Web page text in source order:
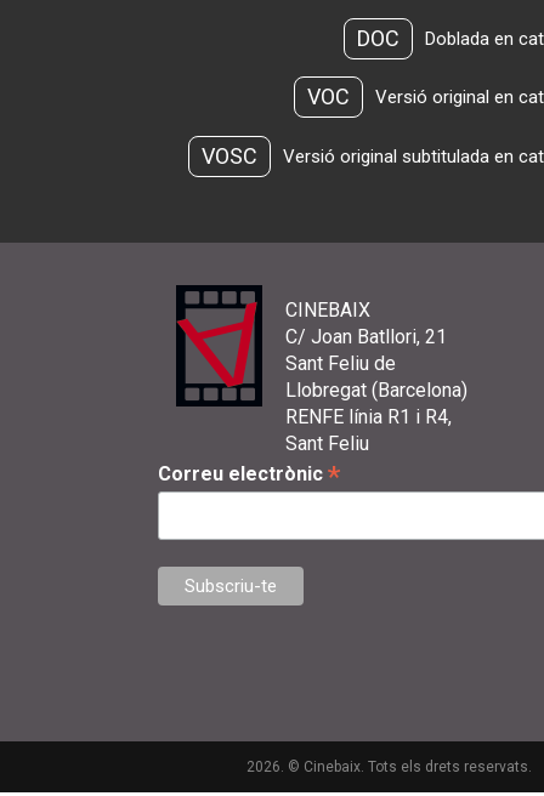
DOC Doblada en
VOC Versió original en
VOSC Versió original subtitulada en
CINEBAIX
C/ Joan Batllori, 21
Sant Feliu de
Llobregat (Barcelona)
RENFE línia R1 i R4,
Sant Feliu
Correu electrònic *
2026. © Cinebaix. Tots els drets reservats.